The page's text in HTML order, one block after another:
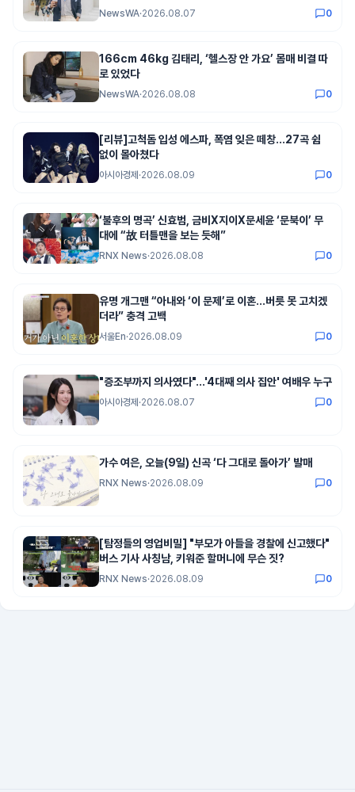
NewsWA·2026.08.07 0
166cm 46kg 김태리, ‘헬스장 안 가요’ 몸매 비결 따
로 있었다
NewsWA·2026.08.08 0
[리뷰]고척돔 입성 에스파, 폭염 잊은 떼창…27곡 쉼
없이 몰아쳤다
아시아경제 ·2026.08.09 0
‘불후의 명곡’ 신효범, 금비X지이X문세윤 ‘문북이’ 무
대에 “故 터틀맨을 보는 듯해”
RNX News·2026.08.08 0
유명 개그맨 “아내와 ‘이 문제’로 이혼…버릇 못 고치겠
더라” 충격 고백
서울En·2026.08.09 0
"증조부까지 의사였다"…'4대째 의사 집안' 여배우 누구
아시아경제 ·2026.08.07 0
가수 여은, 오늘(9일) 신곡 ‘다 그대로 돌아가’ 발매
RNX News·2026.08.09 0
[탐정들의 영업비밀] "부모가 아들을 경찰에 신고했다"
버스 기사 사칭남, 키워준 할머니에 무슨 짓?
RNX News·2026.08.09 0